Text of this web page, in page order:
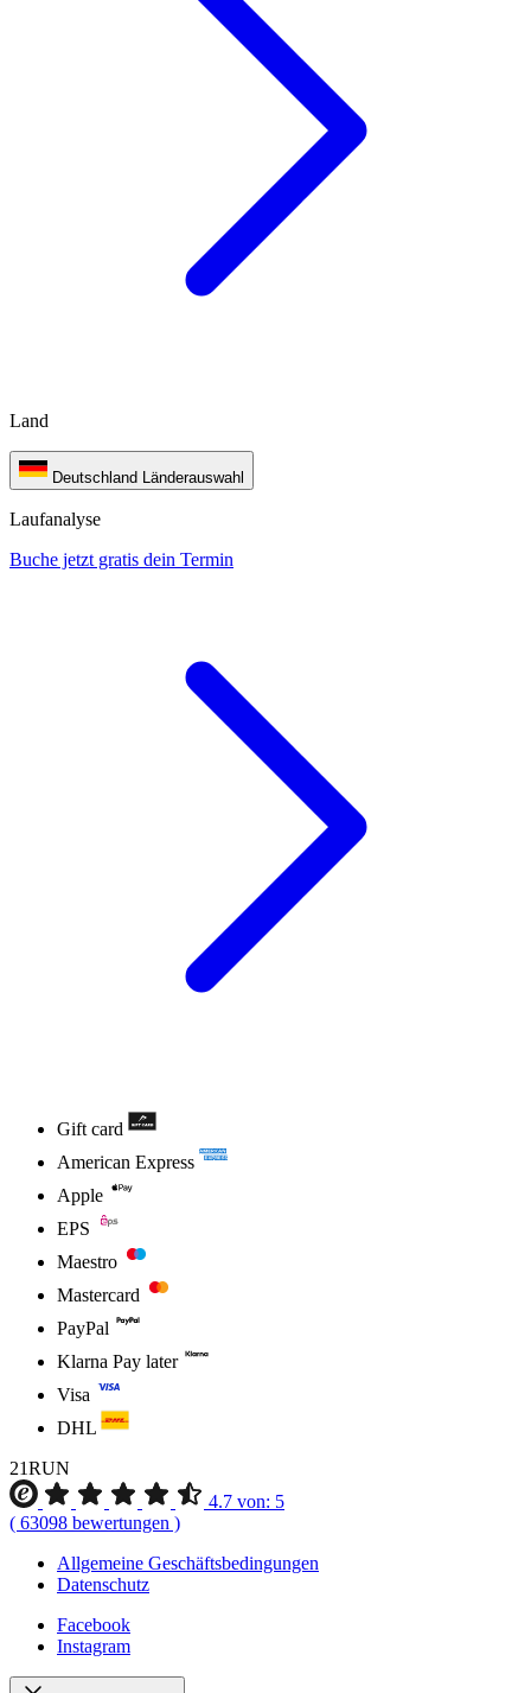
Land
Deutschland Länderauswahl
Laufanalyse
Buche jetzt gratis dein Termin
Gift card
American Express
Apple
EPS
Maestro
Mastercard
PayPal
Klarna Pay later
Visa
DHL
21RUN
4.7 von: 5
( 63098 bewertungen )
Allgemeine Geschäftsbedingungen
Datenschutz
Facebook
Instagram